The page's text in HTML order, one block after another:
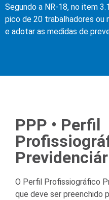
Segundo a NR-18, no item
pico de 20 trabalhadores ou
e adotar as medidas de
PPP • Perfil
O Perfil Profissiográfico
que deve ser preenchido